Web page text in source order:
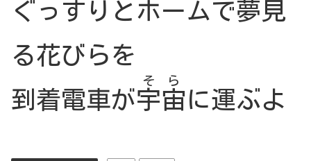
ぐっすりとホームで夢見
る花びらを
到着電車が宇宙
そら
に運ぶよ